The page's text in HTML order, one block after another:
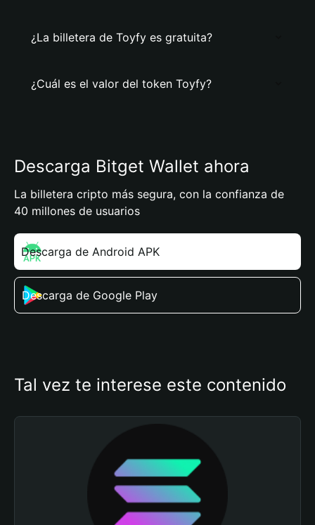
¿La billetera de Toyfy es gratuita?
¿Cuál es el valor del token Toyfy?
Descarga Bitget Wallet ahora
La billetera cripto más segura, con la confianza de
40 millones de usuarios
Descarga de Android APK
Descarga de Google Play
Tal vez te interese este contenido